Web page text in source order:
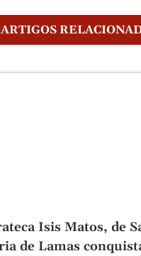
ARTIGOS
Isis Matos, de
de Lamas